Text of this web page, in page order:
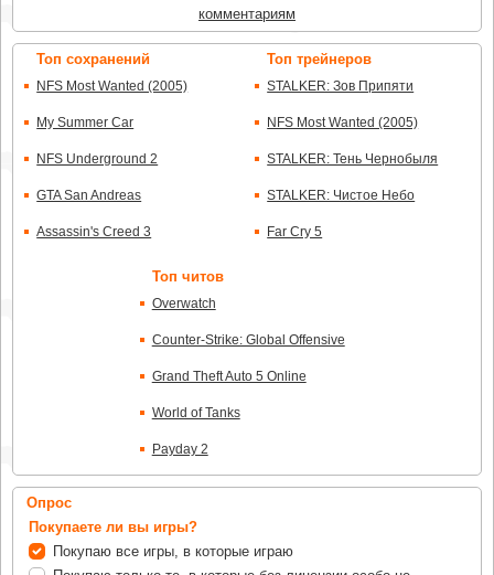
Топ сохранений
NFS Most Wanted (2005)
My Summer Car
NFS Underground 2
GTA San Andreas
Assassin's Creed 3
Топ трейнеров
STALKER: Зов Припяти
NFS Most Wanted (2005)
STALKER: Тень Чернобыля
STALKER: Чистое Небо
Far Cry 5
Топ читов
Overwatch
Counter-Strike: Global Offensive
Grand Theft Auto 5 Online
World of Tanks
Payday 2
комментариям
Опрос
Покупаете ли вы игры?
Покупаю все игры, в которые играю